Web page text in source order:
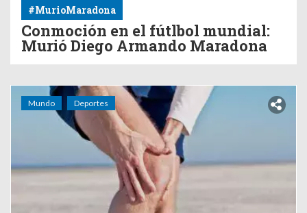
#MurioMaradona
Conmoción en el fútlbol mundial:
Murió Diego Armando Maradona
Mundo Deportes